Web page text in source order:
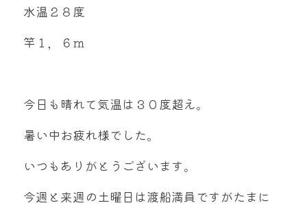
水温２８度
竿１，６ｍ
今日も晴れて気温は３０度超え。
暑い中お疲れ様でした。
いつもありがとうございます。
今週と来週の土曜日は渡船満員ですがたまに